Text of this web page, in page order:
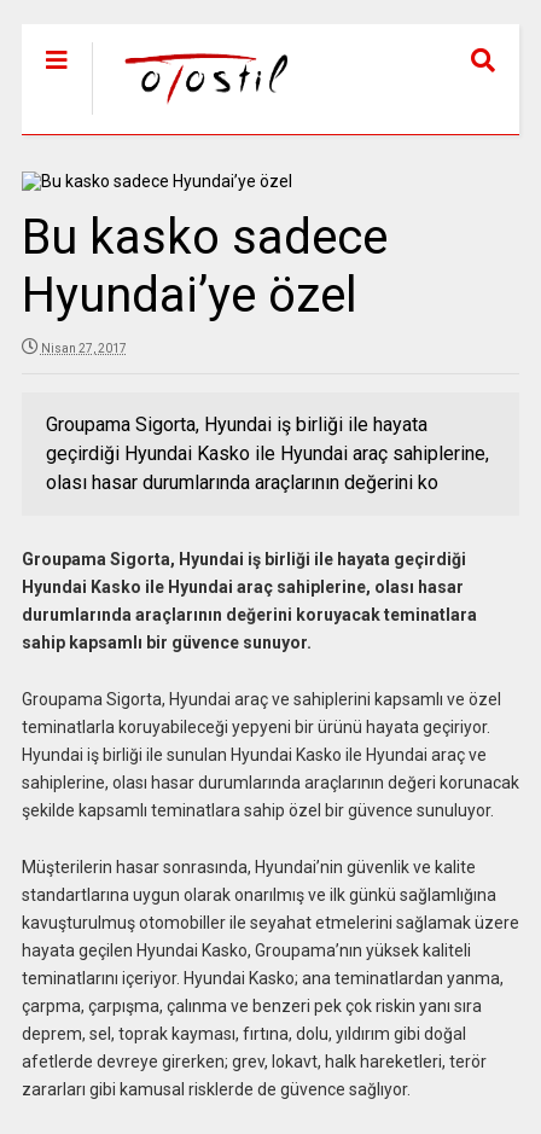
Bu kasko sadece
Hyundai’ye özel
Nisan 27, 2017
Groupama Sigorta, Hyundai iş birliği ile hayata
geçirdiği Hyundai Kasko ile Hyundai araç sahiplerine,
olası hasar durumlarında araçlarının değerini ko
Groupama Sigorta, Hyundai iş birliği ile hayata geçirdiği
Hyundai Kasko ile Hyundai araç sahiplerine, olası hasar
durumlarında araçlarının değerini koruyacak teminatlara
sahip kapsamlı bir güvence sunuyor.
Groupama Sigorta, Hyundai araç ve sahiplerini kapsamlı ve özel
teminatlarla koruyabileceği yepyeni bir ürünü hayata geçiriyor.
Hyundai iş birliği ile sunulan Hyundai Kasko ile Hyundai araç ve
sahiplerine, olası hasar durumlarında araçlarının değeri korunacak
şekilde kapsamlı teminatlara sahip özel bir güvence sunuluyor.
Müşterilerin hasar sonrasında, Hyundai’nin güvenlik ve kalite
standartlarına uygun olarak onarılmış ve ilk günkü sağlamlığına
kavuşturulmuş otomobiller ile seyahat etmelerini sağlamak üzere
hayata geçilen Hyundai Kasko, Groupama’nın yüksek kaliteli
teminatlarını içeriyor. Hyundai Kasko; ana teminatlardan yanma,
çarpma, çarpışma, çalınma ve benzeri pek çok riskin yanı sıra
deprem, sel, toprak kayması, fırtına, dolu, yıldırım gibi doğal
afetlerde devreye girerken; grev, lokavt, halk hareketleri, terör
zararları gibi kamusal risklerde de güvence sağlıyor.